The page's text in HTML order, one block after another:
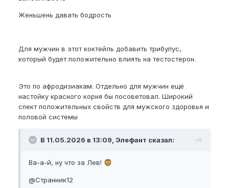
супруга и дети (в «шоке» от происходящего с
Пожалуйста,зарегистрируйтесьили
войдите, чтобы увидеть скрытое
Женьшень давать бодрость
Для мужчин в этот коктейль добавить трибулус,
который будет положительно влиять на тестостерон.
Это по афродизиакам. Отдельно для мужчин ещё
настойку красного корня бы посоветовал. Широкий
спект положительных свойств для мужского здоровья и
половой системы
В 11.05.2026 в 13:09, Элефант сказал:
Ва-а-й, ну что за Лев! 🦁
@Странник12